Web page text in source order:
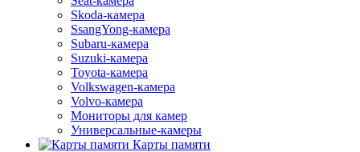
Skoda-камера
SsangYong-камера
Subaru-камера
Suzuki-камера
Toyota-камера
Volkswagen-камера
Volvo-камера
Мониторы для камер
Универсальные-камеры
Карты памяти